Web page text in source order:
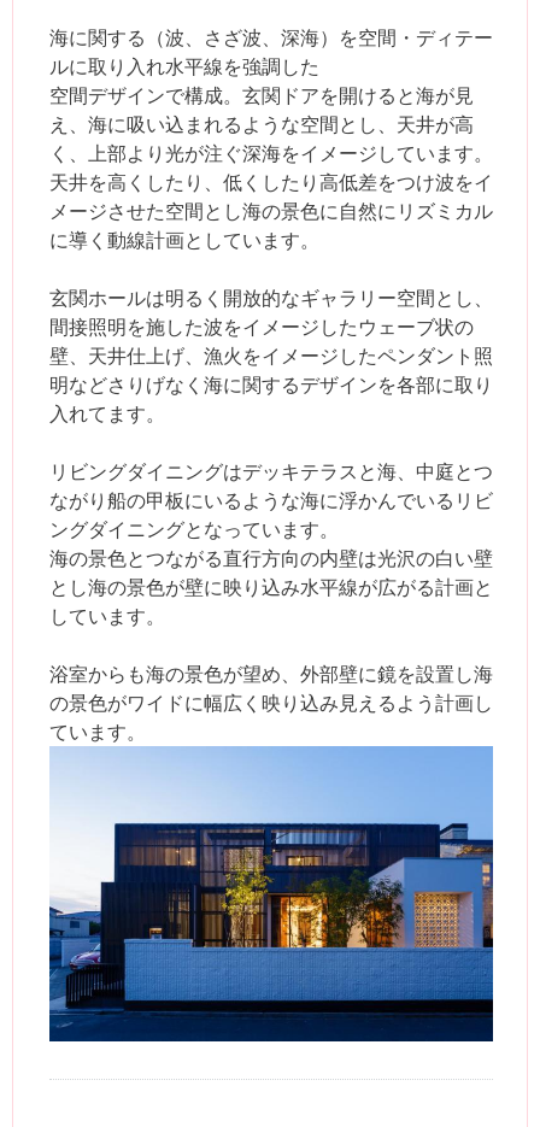
海に関する（波、さざ波、深海）を空間・ディテー
ルに取り入れ水平線を強調した
空間デザインで構成。玄関ドアを開けると海が見
え、海に吸い込まれるような空間とし、天井が高
く、上部より光が注ぐ深海をイメージしています。
天井を高くしたり、低くしたり高低差をつけ波をイ
メージさせた空間とし海の景色に自然にリズミカル
に導く動線計画としています。
玄関ホールは明るく開放的なギャラリー空間とし、
間接照明を施した波をイメージしたウェーブ状の
壁、天井仕上げ、漁火をイメージしたペンダント照
明などさりげなく海に関するデザインを各部に取り
入れてます。
リビングダイニングはデッキテラスと海、中庭とつ
ながり船の甲板にいるような海に浮かんでいるリビ
ングダイニングとなっています。
海の景色とつながる直行方向の内壁は光沢の白い壁
とし海の景色が壁に映り込み水平線が広がる計画と
しています。
浴室からも海の景色が望め、外部壁に鏡を設置し海
の景色がワイドに幅広く映り込み見えるよう計画し
ています。